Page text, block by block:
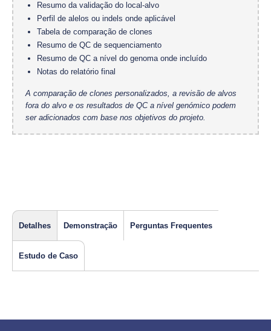
Resumo da validação do local-alvo
Perfil de alelos ou indels onde aplicável
Tabela de comparação de clones
Resumo de QC de sequenciamento
Resumo de QC a nível do genoma onde incluído
Notas do relatório final
A comparação de clones personalizados, a revisão de alvos
fora do alvo e os resultados de QC a nível genómico podem
ser adicionados com base nos objetivos do projeto.
Detalhes Demonstração Perguntas Frequentes
Estudo de Caso